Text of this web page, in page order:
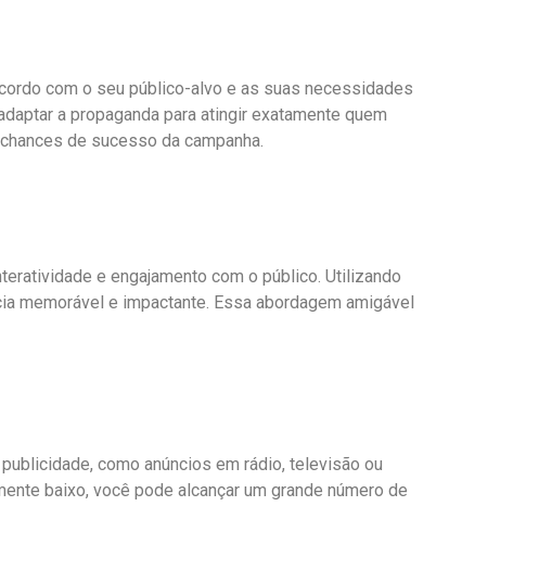
com o seu público-alvo e as suas necessidades
a propaganda para atingir exatamente quem
de sucesso da campanha.
e engajamento com o público. Utilizando
memorável e impactante. Essa abordagem amigável
como anúncios em rádio, televisão ou
baixo, você pode alcançar um grande número de